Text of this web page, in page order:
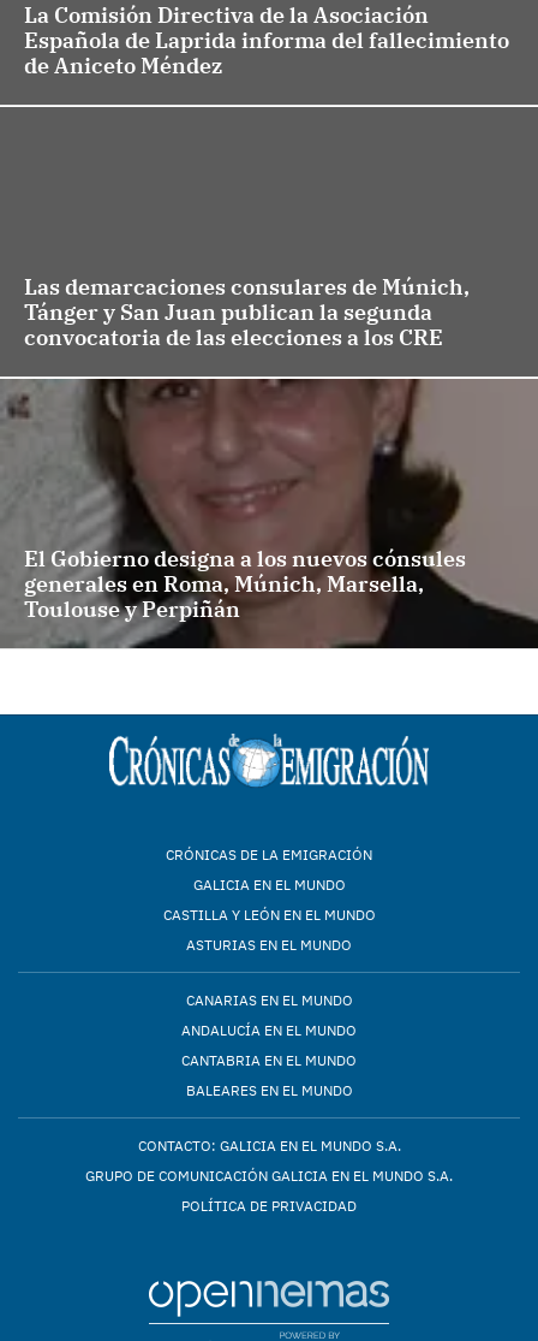
La Comisión Directiva de la Asociación
Española de Laprida informa del fallecimiento
de Aniceto Méndez
Las demarcaciones consulares de Múnich,
Tánger y San Juan publican la segunda
convocatoria de las elecciones a los CRE
El Gobierno designa a los nuevos cónsules
generales en Roma, Múnich, Marsella,
Toulouse y Perpiñán
CRÓNICAS DE LA EMIGRACIÓN
GALICIA EN EL MUNDO
CASTILLA Y LEÓN EN EL MUNDO
ASTURIAS EN EL MUNDO
CANARIAS EN EL MUNDO
ANDALUCÍA EN EL MUNDO
CANTABRIA EN EL MUNDO
BALEARES EN EL MUNDO
CONTACTO: GALICIA EN EL MUNDO S.A.
GRUPO DE COMUNICACIÓN GALICIA EN EL MUNDO S.A.
POLÍTICA DE PRIVACIDAD